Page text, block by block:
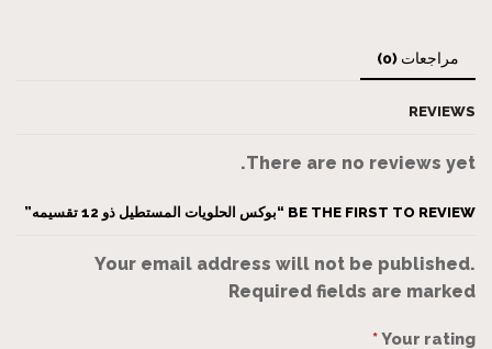
مراجعات (0)
REVIEWS
There are no reviews yet.
BE THE FIRST TO REVIEW “بوكس الحلويات المستطيل ذو 12 تقسيمه”
Your email address will not be published.
Required fields are marked
Your rating
*